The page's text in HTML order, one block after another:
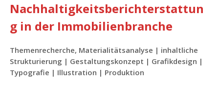
Nachhaltigkeitsberichterstattun
g in der Immobilienbranche
Themenrecherche, Materialitätsanalyse | inhaltliche
Strukturierung | Gestaltungskonzept | Grafikdesign |
Typografie | Illustration | Produktion